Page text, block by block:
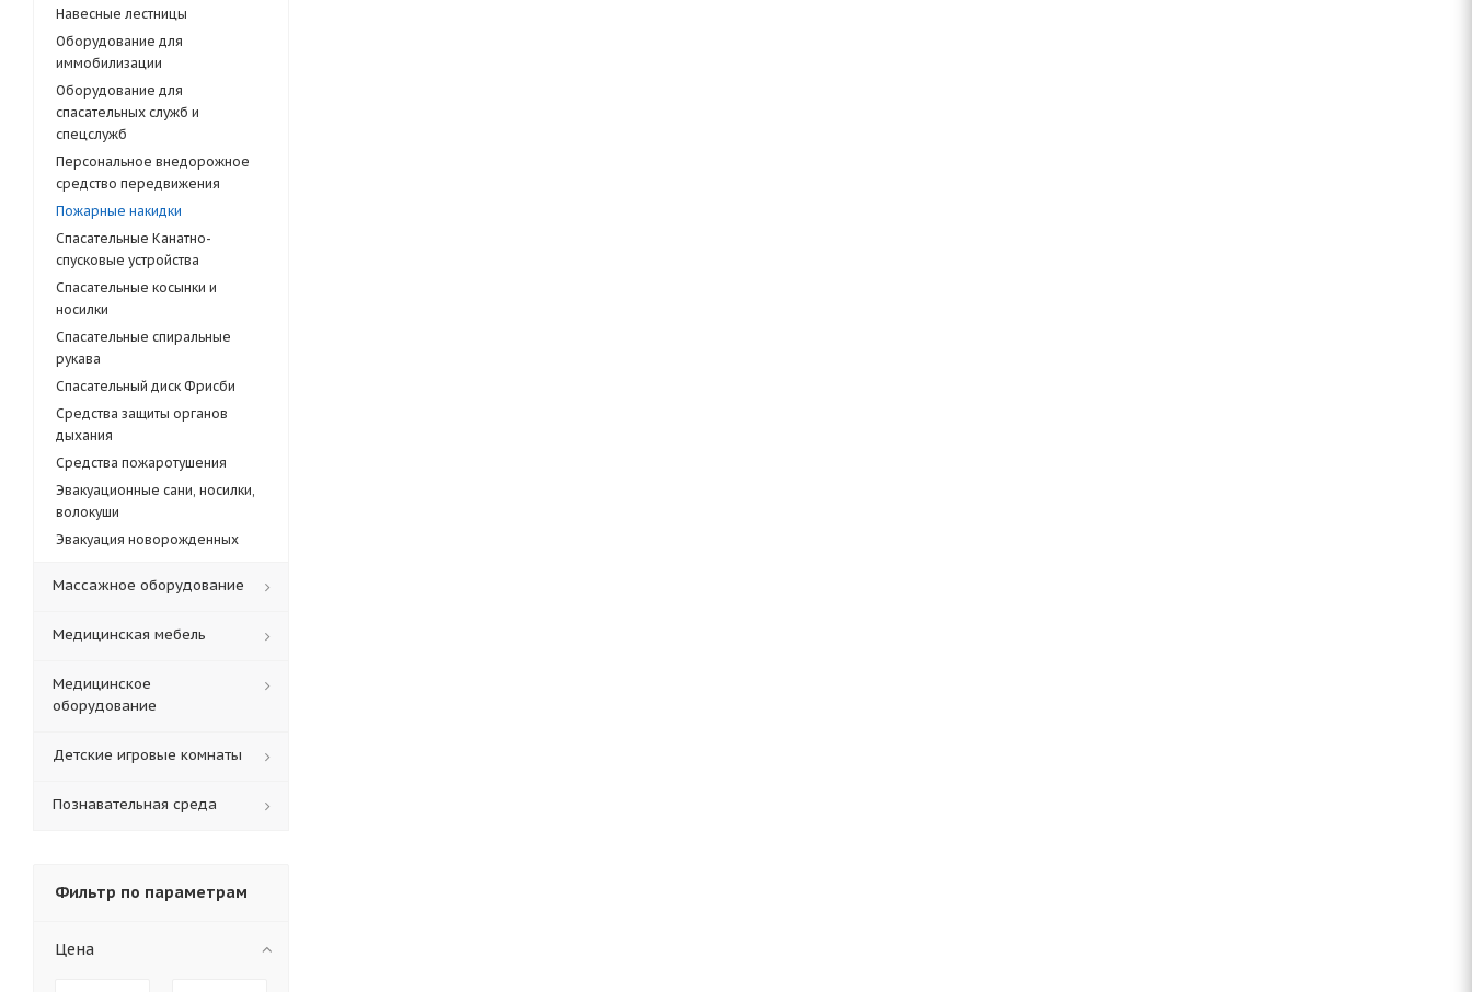
Навесные лестницы
Оборудование для
иммобилизации
Оборудование для
спасательных служб и
спецслужб
Персональное внедорожное
средство передвижения
Пожарные накидки
Спасательные Канатно-
спусковые устройства
Спасательные косынки и
носилки
Спасательные спиральные
рукава
Спасательный диск Фрисби
Средства защиты органов
дыхания
Средства пожаротушения
Эвакуационные сани, носилки,
волокуши
Эвакуация новорожденных
Массажное оборудование
Медицинская мебель
Медицинское
оборудование
Детские игровые комнаты
Познавательная среда
Фильтр по параметрам
Цена